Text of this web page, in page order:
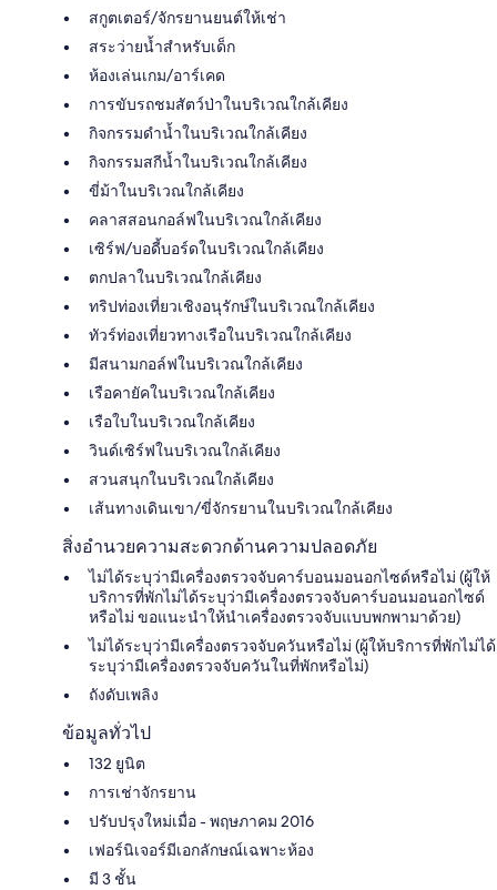
สกูตเตอร์/จักรยานยนต์ให้เช่า
สระว่ายน้ำสำหรับเด็ก
ห้องเล่นเกม/อาร์เคด
การขับรถชมสัตว์ป่าในบริเวณใกล้เคียง
กิจกรรมดำน้ำในบริเวณใกล้เคียง
กิจกรรมสกีน้ำในบริเวณใกล้เคียง
ขี่ม้าในบริเวณใกล้เคียง
คลาสสอนกอล์ฟในบริเวณใกล้เคียง
เซิร์ฟ/บอดี้บอร์ดในบริเวณใกล้เคียง
ตกปลาในบริเวณใกล้เคียง
ทริปท่องเที่ยวเชิงอนุรักษ์ในบริเวณใกล้เคียง
ทัวร์ท่องเที่ยวทางเรือในบริเวณใกล้เคียง
มีสนามกอล์ฟในบริเวณใกล้เคียง
เรือคายัคในบริเวณใกล้เคียง
เรือใบในบริเวณใกล้เคียง
วินด์เซิร์ฟในบริเวณใกล้เคียง
สวนสนุกในบริเวณใกล้เคียง
เส้นทางเดินเขา/ขี่จักรยานในบริเวณใกล้เคียง
สิ่งอำนวยความสะดวกด้านความปลอดภัย
ไม่ได้ระบุว่ามีเครื่องตรวจจับคาร์บอนมอนอกไซด์หรือไม่ (ผู้ให้
บริการที่พักไม่ได้ระบุว่ามีเครื่องตรวจจับคาร์บอนมอนอกไซด์
หรือไม่ ขอแนะนำให้นำเครื่องตรวจจับแบบพกพามาด้วย)
ไม่ได้ระบุว่ามีเครื่องตรวจจับควันหรือไม่ (ผู้ให้บริการที่พักไม่ได้
ระบุว่ามีเครื่องตรวจจับควันในที่พักหรือไม่)
ถังดับเพลิง
ข้อมูลทั่วไป
132 ยูนิต
การเช่าจักรยาน
ปรับปรุงใหม่เมื่อ - พฤษภาคม 2016
เฟอร์นิเจอร์มีเอกลักษณ์เฉพาะห้อง
มี 3 ชั้น